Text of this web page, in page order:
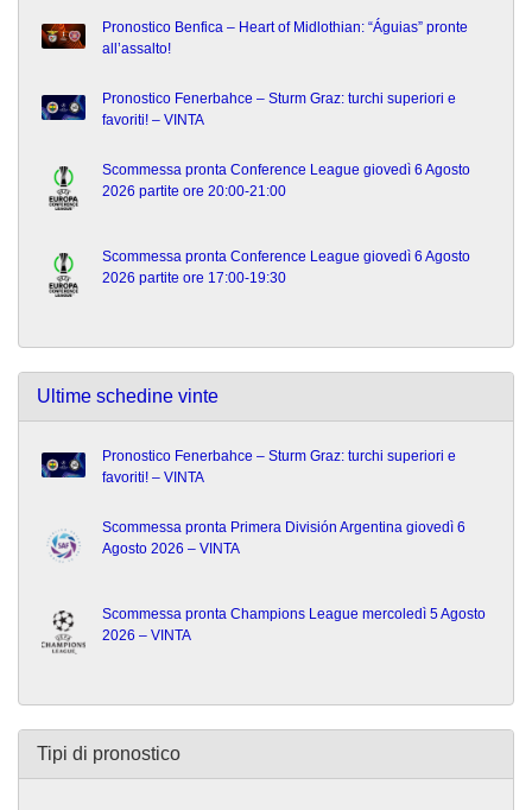
Pronostico Benfica – Heart of Midlothian: “Águias” pronte
all’assalto!
Pronostico Fenerbahce – Sturm Graz: turchi superiori e
favoriti! – VINTA
Scommessa pronta Conference League giovedì 6 Agosto
2026 partite ore 20:00-21:00
Scommessa pronta Conference League giovedì 6 Agosto
2026 partite ore 17:00-19:30
Ultime schedine vinte
Pronostico Fenerbahce – Sturm Graz: turchi superiori e
favoriti! – VINTA
Scommessa pronta Primera División Argentina giovedì 6
Agosto 2026 – VINTA
Scommessa pronta Champions League mercoledì 5 Agosto
2026 – VINTA
Tipi di pronostico